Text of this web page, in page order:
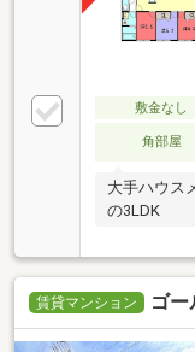
敷金なし
角部屋
大手ハウス
の3LDK
賃貸マンション ゴー